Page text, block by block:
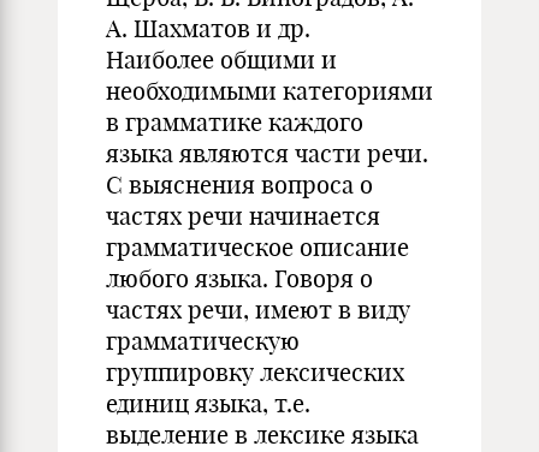
А. Шахматов и др.
Наиболее общими и
необходимыми категориями
в грамматике каждого
языка являются части речи.
С выяснения вопроса о
частях речи начинается
грамматическое описание
любого языка. Говоря о
частях речи, имеют в виду
грамматическую
группировку лексических
единиц языка, т.е.
выделение в лексике языка